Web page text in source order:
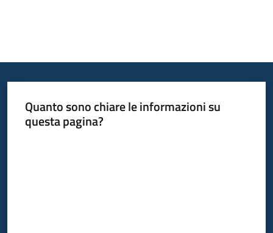
Quanto sono chiare le informazioni su
questa pagina?